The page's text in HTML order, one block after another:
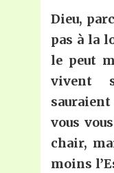
Dieu,
pas à la
le peut
vivent
vous
chair,
moins